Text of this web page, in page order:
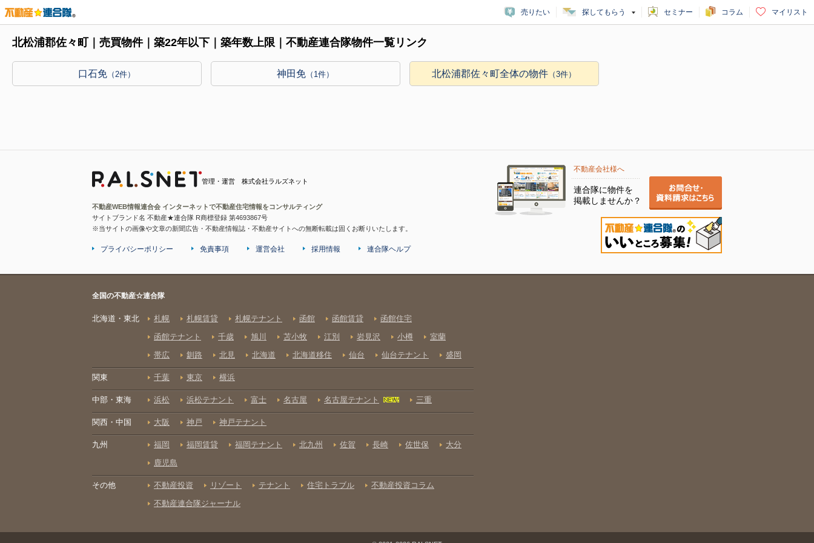
売りたい 探してもらう セミナー コラム マイリスト
北松浦郡佐々町｜売買物件｜築22年以下｜築年数上限｜不動産連合隊物件一覧リンク
口石免 （2件） 神田免 （1件） 北松浦郡佐々町全体の物件 （3件）
管理・運営 株式会社ラルズネット
不動産WEB情報連合会 インターネットで不動産住宅情報をコンサルティング
サイトブランド名 不動産★連合隊 R商標登録 第4693867号
※当サイトの画像や文章の新聞広告・不動産情報誌・不動産サイトへの無断転載は固くお断りいたします。
不動産会社様へ
連合隊に物件を
掲載しませんか？
プライバシーポリシー 免責事項 運営会社 採用情報 連合隊ヘルプ